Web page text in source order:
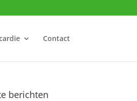
Contact
berichten